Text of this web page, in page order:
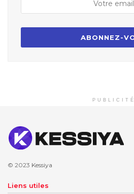
PUBLICITÉ
© 2023 Kessiya
Liens utiles